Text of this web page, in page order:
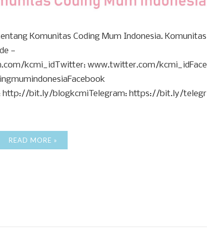
Komunitas Coding Mum Indonesia. Komunitas
—
kcmi_idTwitter: www.twitter.com/kcmi_idFace
http://bit.ly/blogkcmiTelegram: https://bit.ly/telegr
READ MORE »